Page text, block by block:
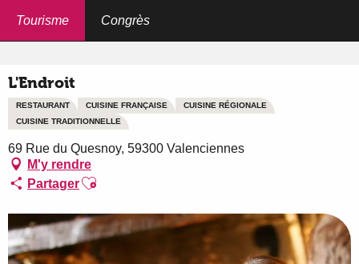
Tourisme Congrès
L'Endroit
RESTAURANT CUISINE FRANÇAISE
CUISINE RÉGIONALE
CUISINE TRADITIONNELLE
69 Rue du Quesnoy, 59300 Valenciennes
M'y rendre
PartagerAjouter aux favoris